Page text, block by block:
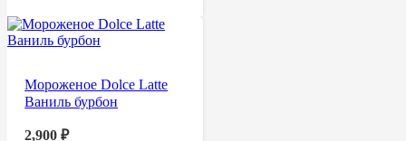
Мороженое Dolce Latte
Ваниль бурбон
2,900₽